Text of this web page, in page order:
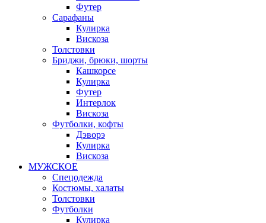
Футер
Сарафаны
Кулирка
Вискоза
Толстовки
Бриджи, брюки, шорты
Кашкорсе
Кулирка
Футер
Интерлок
Вискоза
Футболки, кофты
Дэворэ
Кулирка
Вискоза
МУЖСКОЕ
Спецодежда
Костюмы, халаты
Толстовки
Футболки
Кулирка